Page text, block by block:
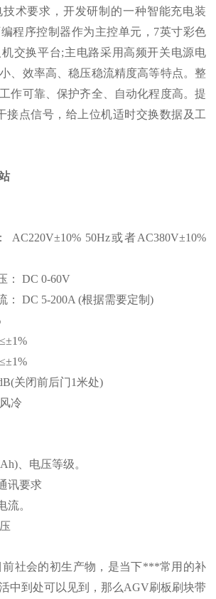
术要求，开发研制的一种智能充电装
程序控制器作为主控单元，7英寸彩色
交换平台;主电路采用高频开关电源电
、效率高、稳压稳流精度高等特点。整
作可靠、保护齐全、自动化程度高。提
接点信号，给上位机适时交换数据及工
AC220V±10% 50Hz或者AC380V±10%
DC 0-60V
DC 5-200A (根据需要定制)
关闭前后门1米处)
冷
、电压等级。
讯要求
。
社会的初生产物，是当下***常用的补
中到处可以见到，那么AGV刷板刷块带